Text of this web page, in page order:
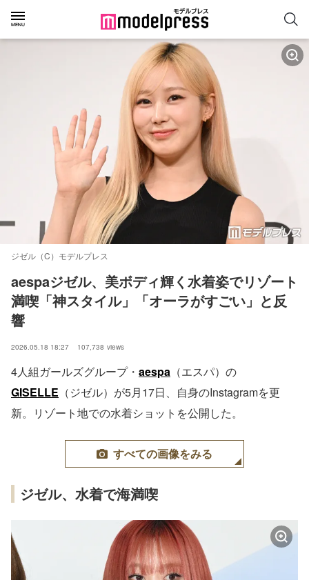
ジゼル（C）モデルプレス
aespaジゼル、美ボディ輝く水着姿でリゾート
満喫「神スタイル」「オーラがすごい」と反
響
2026.05.18 18:27 107,738 views
4人組ガールズグループ・ aespa （エスパ）の
GISELLE （ジゼル）が5月17日、自身のInstagramを更
新。リゾート地での水着ショットを公開した。
すべての画像をみる
ジゼル、水着で海満喫